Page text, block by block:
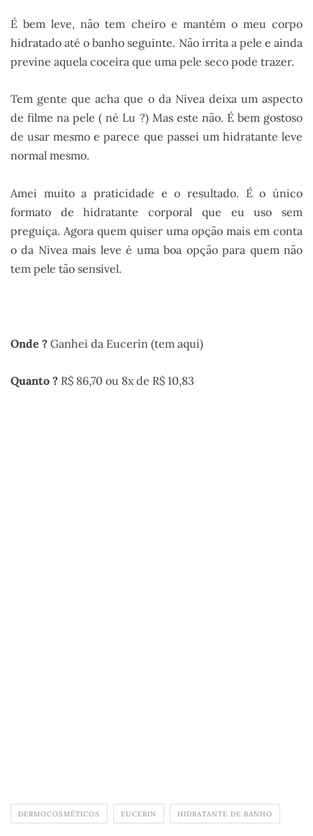
É bem leve, não tem cheiro e mantém o meu corpo
hidratado até o banho seguinte. Não irrita a pele e ainda
previne aquela coceira que uma pele seco pode trazer.
Tem gente que acha que o da Nivea deixa um aspecto
de filme na pele ( né Lu ?) Mas este não. É bem gostoso
de usar mesmo e parece que passei um hidratante leve
normal mesmo.
Amei muito a praticidade e o resultado. É o único
formato de hidratante corporal que eu uso sem
preguiça. Agora quem quiser uma opção mais em conta
o da Nivea mais leve é uma boa opção para quem não
tem pele tão sensível.
Onde ? Ganhei da Eucerin (tem aqui)
Quanto ? R$ 86,70 ou 8x de R$ 10,83
DERMOCOSMÉTICOS EUCERIN HIDRATANTE DE BANHO